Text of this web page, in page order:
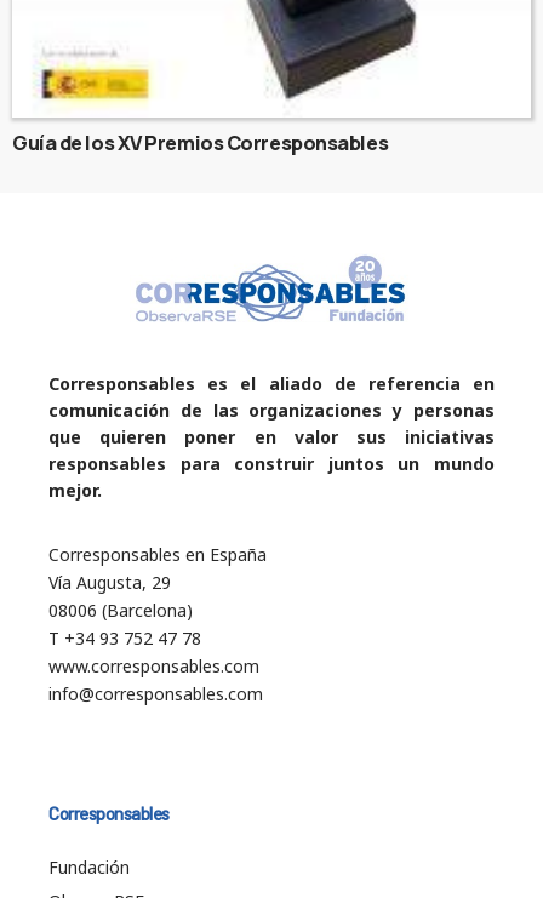
Guía de los XV Premios Corresponsables
Corresponsables es el aliado de referencia en
comunicación de las organizaciones y personas
que quieren poner en valor sus iniciativas
responsables para construir juntos un mundo
mejor.
Corresponsables en España
Vía Augusta, 29
08006 (Barcelona)
T +34 93 752 47 78
www.corresponsables.com
info@corresponsables.com
Corresponsables
Fundación